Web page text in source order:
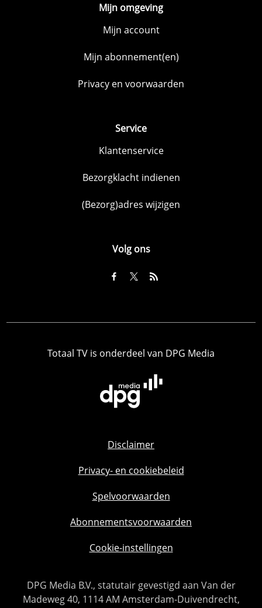
Mijn omgeving
Mijn account
Mijn abonnement(en)
Privacy en voorwaarden
Service
Klantenservice
Bezorgklacht indienen
(Bezorg)adres wijzigen
Volg ons
Totaal TV is onderdeel van DPG Media
Disclaimer
Privacy- en cookiebeleid
Spelvoorwaarden
Abonnementsvoorwaarden
Cookie-instellingen
DPG Media B.V., statutair gevestigd aan Van der
Madeweg 40, 1114 AM Amsterdam-Duivendrecht,